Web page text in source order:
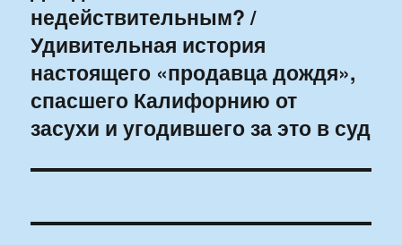
запись:
недействительным? /
Удивительная история
настоящего «продавца дождя»,
спасшего Калифорнию от
засухи и угодившего за это в суд